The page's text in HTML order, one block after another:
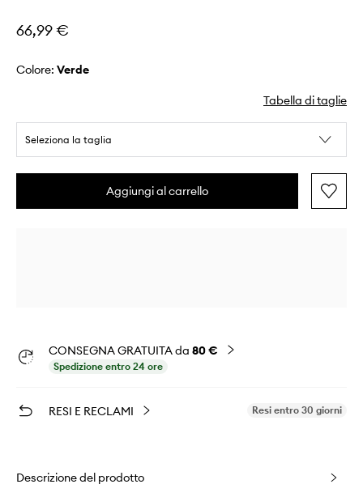
66,99 €
Colore: verde
Tabella di taglie
Seleziona la taglia
Aggiungi al carrello
CONSEGNA GRATUITA da 80 €
Spedizione entro 24 ore
RESI E RECLAMI Resi entro 30 giorni
Descrizione del prodotto